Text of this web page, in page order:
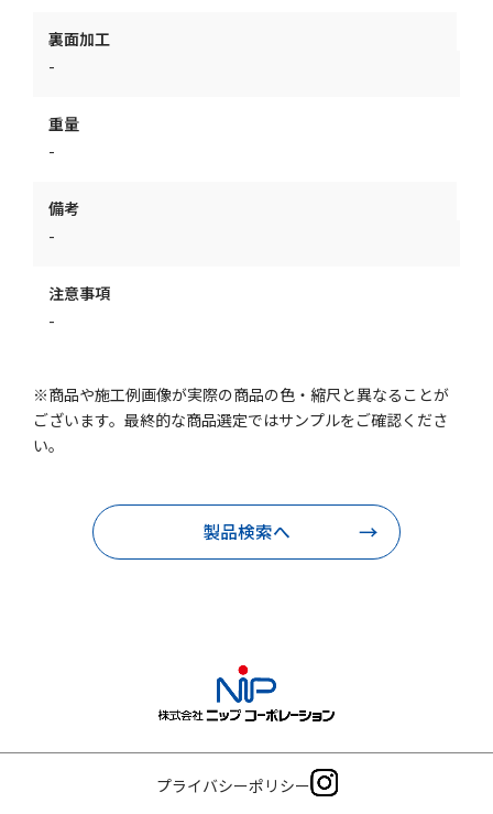
裏面加工
-
重量
-
備考
-
注意事項
-
※商品や施工例画像が実際の商品の色・縮尺と異なることが
ございます。最終的な商品選定ではサンプルをご確認くださ
い。
製品検索へ
プライバシーポリシー